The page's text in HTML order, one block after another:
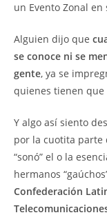
un Evento Zonal en
Alguien dijo que
se conoce ni se
gente, ya se
quienes tienen
Y algo así siento
por la cuotita parte
“sonó” el o la
hermanos
Confederación